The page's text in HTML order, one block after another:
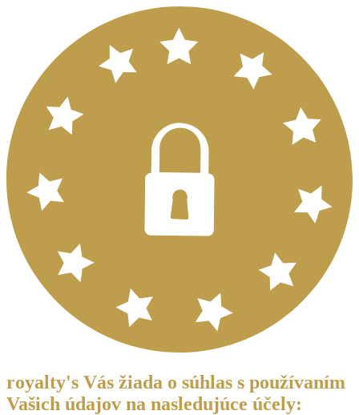
royalty's Vás žiada o súhlas s používaním
Vašich údajov na nasledujúce účely: